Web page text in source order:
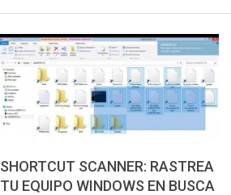
SHORTCUT SCANNER: RASTREA
TU EQUIPO WINDOWS EN BUSCA